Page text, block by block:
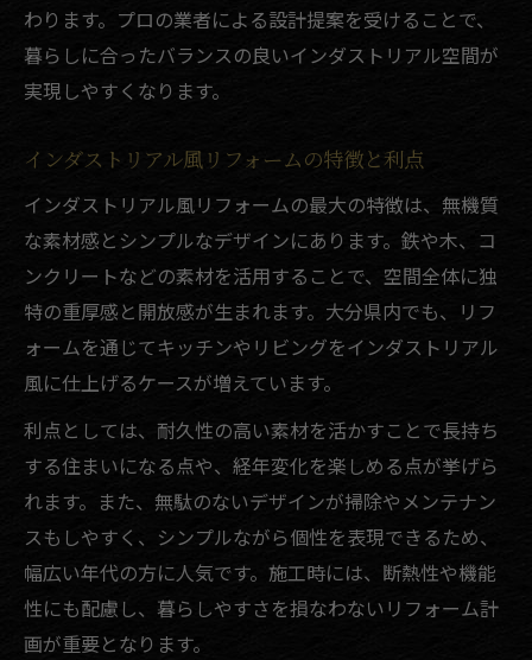
インダストリアルリフォームの魅力体験談
大分のリフォーム事例から学ぶデザインの
工夫
選ばれるインダストリアルリフォームの特
徴
リフォーム初心者が知るべきインダストリアル
の魅力
リフォーム初心者も安心のインダストリア
ル入門
解説
リフォームで叶えるおしゃれな暮らしの始
め方
初心者にもわかるインダストリアルのポイ
ント
リフォームで叶う新しい住まいの可能性
わります。プロの業者による設計提案を受けることで、
暮らしに合ったバランスの良いインダストリアル空間が
実現しやすくなります。
インダストリアル風リフォームの特徴と利点
インダストリアル風リフォームの最大の特徴は、無機質
な素材感とシンプルなデザインにあります。鉄や木、コ
ンクリートなどの素材を活用することで、空間全体に独
特の重厚感と開放感が生まれます。大分県内でも、リフ
ォームを通じてキッチンやリビングをインダストリアル
風に仕上げるケースが増えています。
利点としては、耐久性の高い素材を活かすことで長持ち
する住まいになる点や、経年変化を楽しめる点が挙げら
れます。また、無駄のないデザインが掃除やメンテナン
スもしやすく、シンプルながら個性を表現できるため、
幅広い年代の方に人気です。施工時には、断熱性や機能
性にも配慮し、暮らしやすさを損なわないリフォーム計
画が重要となります。